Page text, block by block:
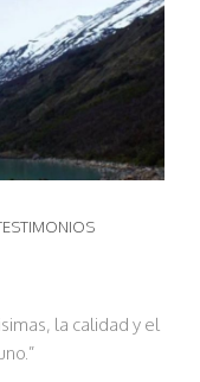
la calidad y el